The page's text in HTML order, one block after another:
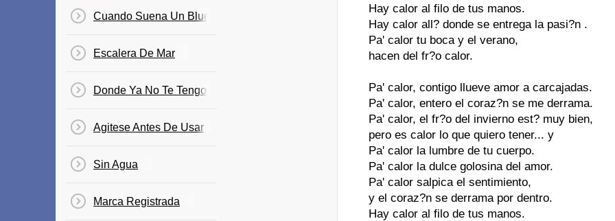
Hay calor al filo de tus manos.
Hay calor all? donde se entrega la pasi?n .
Pa' calor tu boca y el verano,
hacen del fr?o calor.
Pa' calor, contigo llueve amor a carcajadas.
Pa' calor, entero el coraz?n se me derrama.
Pa' calor, el fr?o del invierno est? muy bien,
pero es calor lo que quiero tener... y
Pa' calor la lumbre de tu cuerpo.
Pa' calor la dulce golosina del amor.
Pa' calor salpica el sentimiento,
y el coraz?n se derrama por dentro.
Hay calor al filo de tus manos.
Cuando Suena Un Blues
Escalera De Mar
Donde Ya No Te Tengo
Agitese Antes De Usar
Sin Agua
Marca Registrada